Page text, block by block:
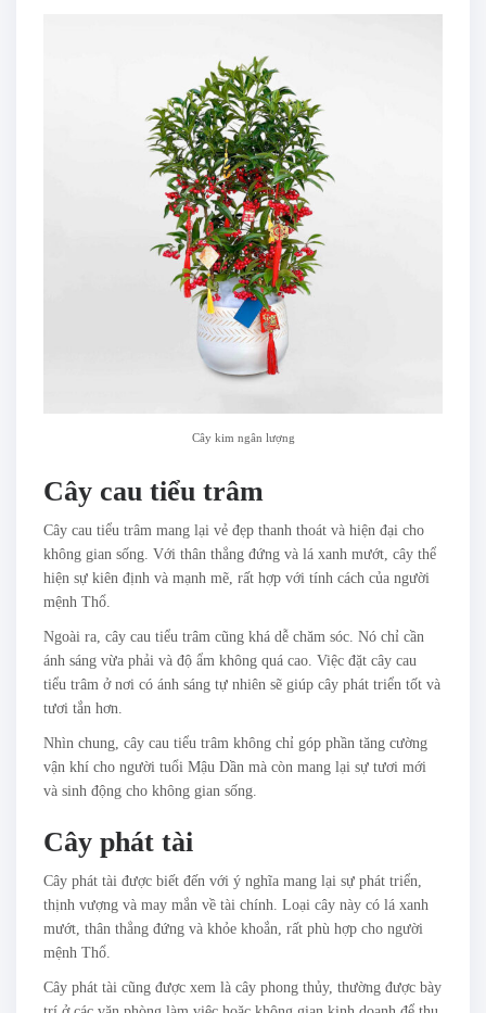
Cây kim ngân lượng
Cây cau tiểu trâm
Cây cau tiểu trâm mang lại vẻ đẹp thanh thoát và hiện đại cho
không gian sống. Với thân thẳng đứng và lá xanh mướt, cây thể
hiện sự kiên định và mạnh mẽ, rất hợp với tính cách của người
mệnh Thổ.
Ngoài ra, cây cau tiểu trâm cũng khá dễ chăm sóc. Nó chỉ cần
ánh sáng vừa phải và độ ẩm không quá cao. Việc đặt cây cau
tiểu trâm ở nơi có ánh sáng tự nhiên sẽ giúp cây phát triển tốt và
tươi tắn hơn.
Nhìn chung, cây cau tiểu trâm không chỉ góp phần tăng cường
vận khí cho người tuổi Mậu Dần mà còn mang lại sự tươi mới
và sinh động cho không gian sống.
Cây phát tài
Cây phát tài được biết đến với ý nghĩa mang lại sự phát triển,
thịnh vượng và may mắn về tài chính. Loại cây này có lá xanh
mướt, thân thẳng đứng và khỏe khoắn, rất phù hợp cho người
mệnh Thổ.
Cây phát tài cũng được xem là cây phong thủy, thường được bày